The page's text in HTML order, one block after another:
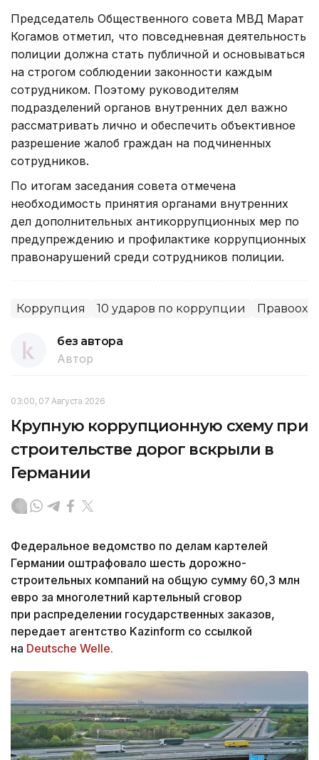
Председатель Общественного совета МВД Марат
Когамов отметил, что повседневная деятельность
полиции должна стать публичной и основываться
на строгом соблюдении законности каждым
сотрудником. Поэтому руководителям
подразделений органов внутренних дел важно
рассматривать лично и обеспечить объективное
разрешение жалоб граждан на подчиненных
сотрудников.
По итогам заседания совета отмечена
необходимость принятия органами внутренних
дел дополнительных антикоррупционных мер по
предупреждению и профилактике коррупционных
правонарушений среди сотрудников полиции.
Коррупция 10 ударов по коррупции
без автора
Автор
03:00, 07 Августа 2026
Крупную коррупционную схему при
строительстве дорог вскрыли в
Германии
Федеральное ведомство по делам картелей
Германии оштрафовало шесть дорожно-
строительных компаний на общую сумму 60,3 млн
евро за многолетний картельный сговор
при распределении государственных заказов,
передает агентство Kazinform со ссылкой
на Deutsche Welle.